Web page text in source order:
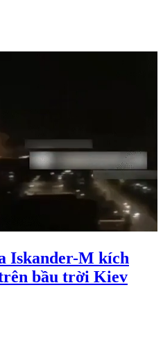
Iskander-M kích
bầu trời Kiev